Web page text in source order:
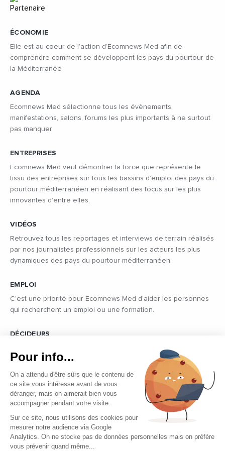
ÉCONOMIE
Elle est au coeur de l’action d’Ecomnews Med afin de
comprendre comment se développent les pays du pourtour de
la Méditerranée
AGENDA
Ecomnews Med sélectionne tous les évènements,
manifestations, salons, forums les plus importants à ne surtout
pas manquer
ENTREPRISES
Ecomnews Med veut démontrer la force que représente le
tissu des entreprises sur tous les bassins d’emploi des pays du
pourtour méditerranéen en réalisant des focus sur les plus
innovantes d’entre elles.
VIDÉOS
Retrouvez tous les reportages et interviews de terrain réalisés
par nos journalistes professionnels sur les acteurs les plus
dynamiques des pays du pourtour méditerranéen.
EMPLOI
C’est une priorité pour Ecomnews Med d’aider les personnes
qui recherchent un emploi ou une formation.
DÉCIDEURS
Quels sont les décideurs qui font l’actualité économique et
politique des pays du pourtour de la Méditerranée.
Copyright © 2026 - Tous droits réservés
Qui sommes-nous ?
Pour info...
On a attendu d'être sûrs que le contenu de
ce site vous intéresse avant de vous
déranger, mais on aimerait bien vous
accompagner pendant votre visite.
Sur ce site, nous utilisons des cookies pour
mesurer notre audience via Google
Analytics. On ne stocke pas de données personnelles mais on préfère
vous prévenir quand même...